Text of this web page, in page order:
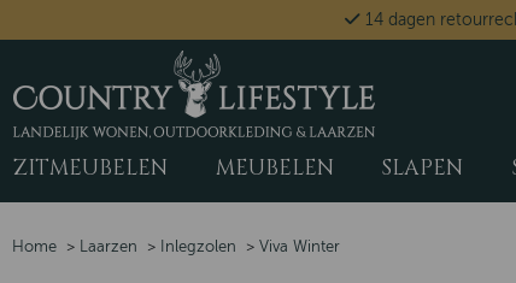
14 dagen
ZITMEUBELEN MEUBELEN SLAPEN
Home > Laarzen > Inlegzolen > Viva Winter